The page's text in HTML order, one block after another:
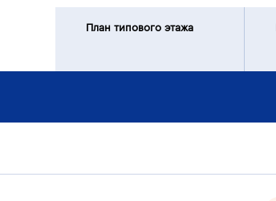
План типового этажа